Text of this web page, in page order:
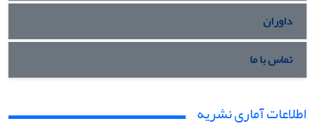
داوران
تماس با ما
اطلاعات آماری نشریه